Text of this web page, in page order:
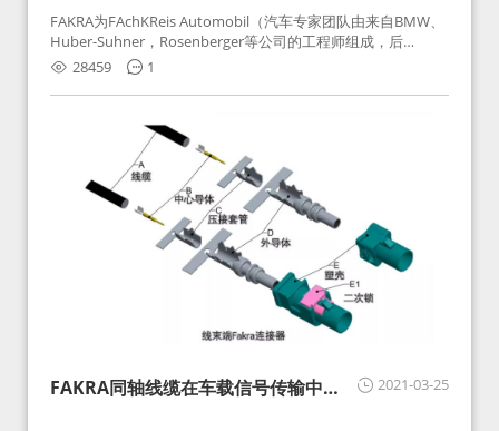
FAKRA为FAchKReis Automobil（汽车专家团队由来自BMW、
Huber-Suhner，Rosenberger等公司的工程师组成，后
Huber-Suhner相关连接器业务及技术在2010年并入
Rosenberger）缩写。起初为BMW需求用于车载收音机天线连
接，如今FAKRA已成为汽车行业通用标准的射频连接器，被业
28459 1
2021-03-25
FAKRA同轴线缆在车载信号传输中的